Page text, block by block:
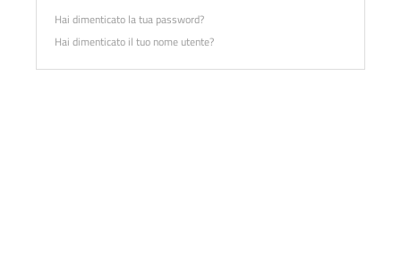
Hai dimenticato la tua password?
Hai dimenticato il tuo nome utente?